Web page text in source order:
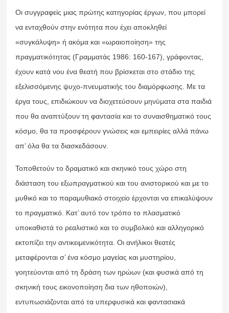
Οι συγγραφείς μιας πρώτης κατηγορίας έργων, που μπορεί
να ενταχθούν στην ενότητα που έχει αποκληθεί
«συγκάλυψη» ή ακόμα και «ωραιοποίηση» της
πραγματικότητας (Γραμματάς 1986: 160-167), γράφοντας,
έχουν κατά νου ένα θεατή που βρίσκεται στο στάδιο της
εξελισσόμενης ψυχο-πνευματικής του διαμόρφωσης. Με τα
έργα τους, επιδιώκουν να διοχετεύσουν μηνύματα στα παιδιά
που θα αναπτύξουν τη φαντασία και το συναισθηματικό τους
κόσμο, θα τα προσφέρουν γνώσεις και εμπειρίες αλλά πάνω
απ’ όλα θα τα διασκεδάσουν.
Τοποθετούν το δραματικό και σκηνικό τους χώρο στη
διάσταση του εξωπραγματικού και του ανιστορικού και με το
μυθικό και το παραμυθιακό στοιχείο έρχονται να επικαλύψουν
το πραγματικό. Κατ’ αυτό τον τρόπο το πλασματικό
υποκαθιστά το ρεαλιστικό και το συμβολικό και αλληγορικό
εκτοπίζει την αντικειμενικότητα. Οι ανήλικοι θεατές
μεταφέρονται σ’ ένα κόσμο μαγείας και μυστηρίου,
γοητεύονται από τη δράση των ηρώων (και φυσικά από τη
σκηνική τους εικονοποίηση δια των ηθοποιών),
εντυπωσιάζονται από τα υπερφυσικά και φαντασιακά